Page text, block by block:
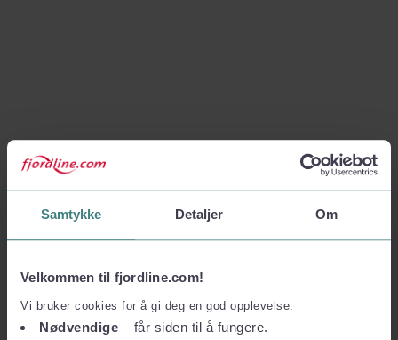
Samtykke Detaljer Om
Velkommen til fjordline.com!
Vi bruker cookies for å gi deg en god opplevelse:
Nødvendige – får siden til å fungere.